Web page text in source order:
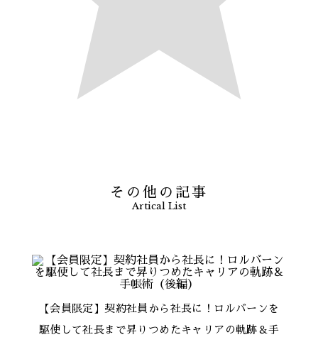
その他の記事
Artical List
【会員限定】契約社員から社長に！ロルバーンを
駆使して社長まで昇りつめたキャリアの軌跡＆手